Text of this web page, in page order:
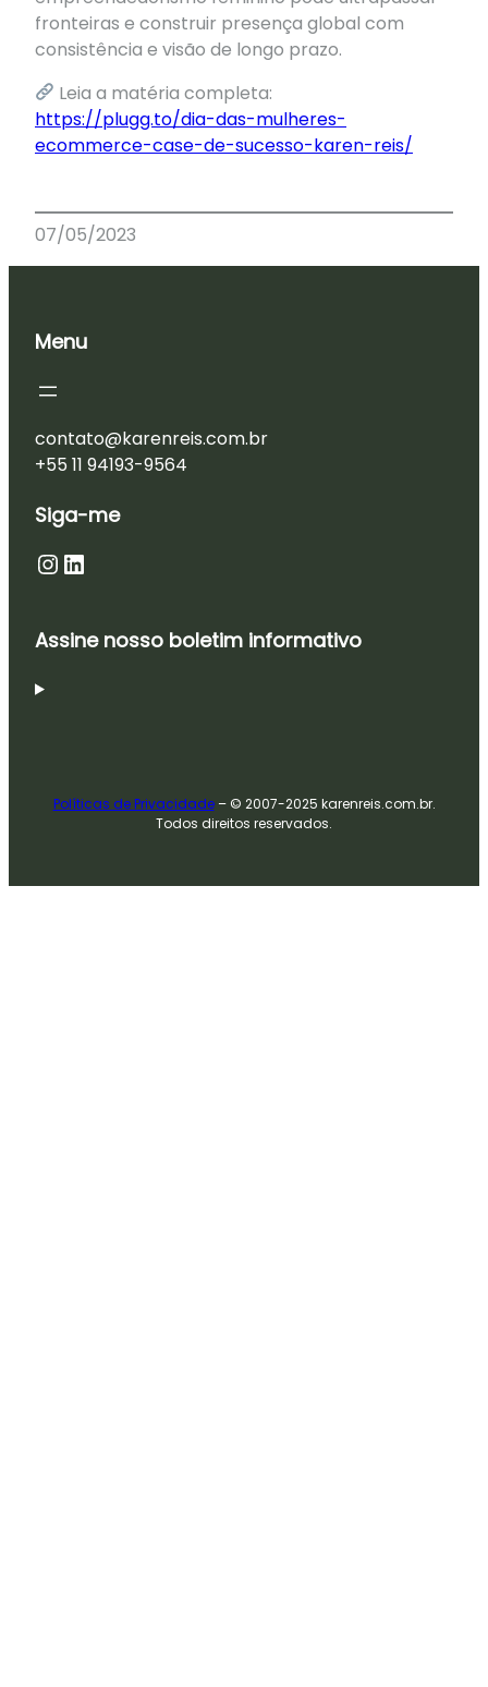
fronteiras e construir presença global com
consistência e visão de longo prazo.
Leia a matéria completa:
https://plugg.to/dia-das-mulheres-
ecommerce-case-de-sucesso-karen-reis/
07/05/2023
Menu
contato@karenreis.com.br
+55 11 94193-9564
Siga-me
InstagramLinkedIn
Assine nosso boletim informativo
Políticas de Privacidade– © 2007-2025 karenreis.com.br.
Todos direitos reservados.